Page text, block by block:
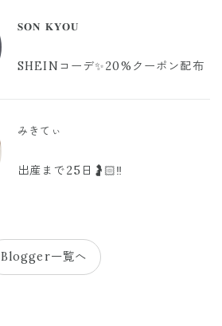
𝐒𝐎𝐍 𝐊𝐘𝐎𝐔
SHEINコーデ✨20%クーポン配布
みきてぃ
出産まで25日🤰🏻‼️
Blogger一覧へ